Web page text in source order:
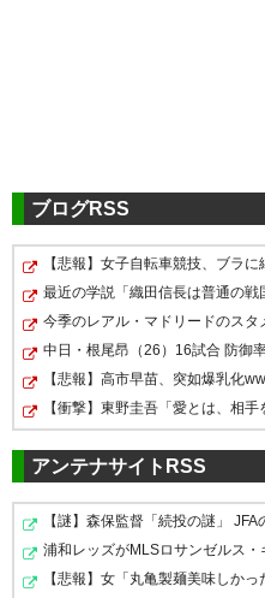
— ®︎k-ota☆🐮♢♦️♦︎
2020, 7月 18
勝ったーー！ヴィッセ
も
— 直(ФωФ)さん
2020, 7月 18
◇◆◇◆◇ヴィッセル神戸
Part1123◇◆◇◆◇
http://matsuri.5ch.net/test/
er/1594939600
342U-名無しさん 2020/07/18(土) 20:55:40
前半クソすぎたけど後半は余裕あっ
343U-名無しさん 2020/07/18(土) 20:55:41
今日は古橋と博文が良かった
ブログRSS
アンテナサイトRSS